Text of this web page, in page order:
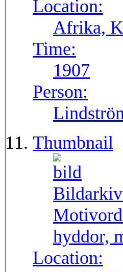
Location:
Afrika,
Time:
1907
Person:
Thumbnail
hyddor,
Location: